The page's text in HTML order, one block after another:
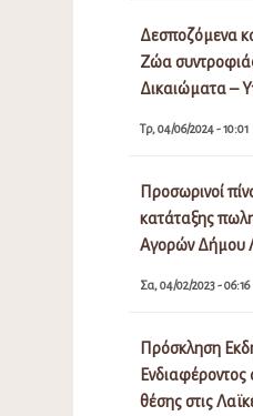
Δεσποζόμενα
Ζώα
Δικαιώματα –
Τρ, 04/06/2024 - 10:01
Προσωρινοί
κατάταξης
Αγορών Δήμου
Σα, 04/02/2023 - 06:16
Πρόσκληση
θέσης στις